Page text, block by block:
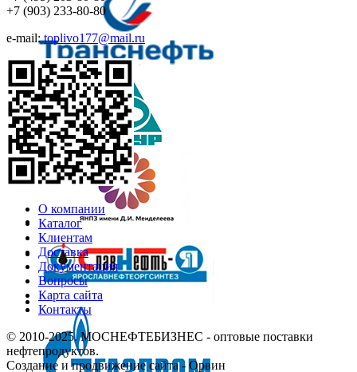
+7 (903) 233-80-80
e-mail:toplivo177@mail.ru
О компании
Каталог
Клиентам
Доставка
Документация
Вопросы
Карта сайта
Контакты
© 2010-2025.МОСНЕФТЕБИЗНЕС - оптовые поставки
нефтепродуктов.
Создание и продвижение сайта- Орвин